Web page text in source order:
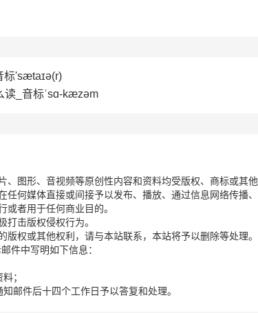
标'sætaɪə(r)
读_音标ˈsɑ-kæzəm
、图形、音视频等原创性内容和资料均受版权、商标或其他
何媒体直接或间接予以发布、播放、通过信息网络传播、
者用于任何商业目的。
打击版权侵权行为。
权或其他权利，请与本站联系，本站将予以删除等处理。
件中写明如下信息：
；
邮件后十四个工作日予以答复和处理。